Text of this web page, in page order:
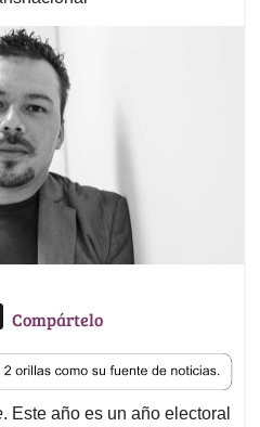
T
r
e
a
Compártelo
. Este año es un año electoral